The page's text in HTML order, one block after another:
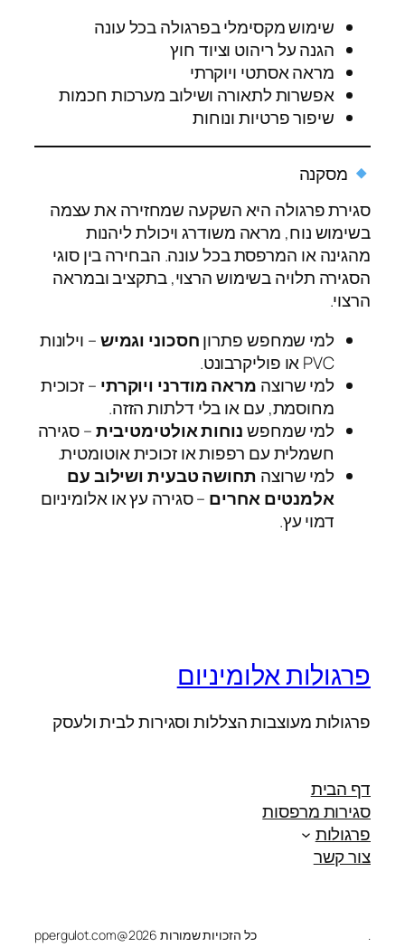
שימוש מקסימלי בפרגולה בכל עונה
הגנה על ריהוט וציוד חוץ
מראה אסתטי ויוקרתי
אפשרות לתאורה ושילוב מערכות חכמות
שיפור פרטיות ונוחות
מסקנה
סגירת פרגולה היא השקעה שמחזירה את עצמה
בשימוש נוח, מראה משודרג ויכולת ליהנות
מהגינה או המרפסת בכל עונה. הבחירה בין סוגי
הסגירה תלויה בשימוש הרצוי, בתקציב ובמראה
הרצוי.
למי שמחפש פתרוןחסכוני וגמיש– וילונות
PVC או פוליקרבונט.
למי שרוצה מראה מודרני ויוקרתי – זכוכית
מחוסמת, עם או בלי דלתות הזזה.
למי שמחפשנוחות אולטימטיבית– סגירה
חשמלית עם רפפות או זכוכית אוטומטית.
למי שרוצה תחושה טבעית ושילוב עם
אלמנטים אחרים – סגירה עץ או אלומיניום
דמוי עץ.
פרגולות אלומיניום
פרגולות מעוצבות הצללות וסגירות לבית ולעסק
דף הבית
סגירות מרפסות
פרגולות
צור קשר
כל הזכויות שמורות 2026@ppergulot.com